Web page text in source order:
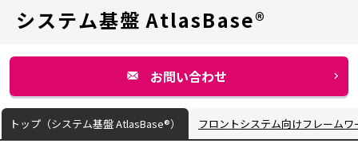
システム基盤 AtlasBase®
お問い合わせ
ィ
トップ（システム基盤 AtlasBase®） フロントシステム向けフレーム